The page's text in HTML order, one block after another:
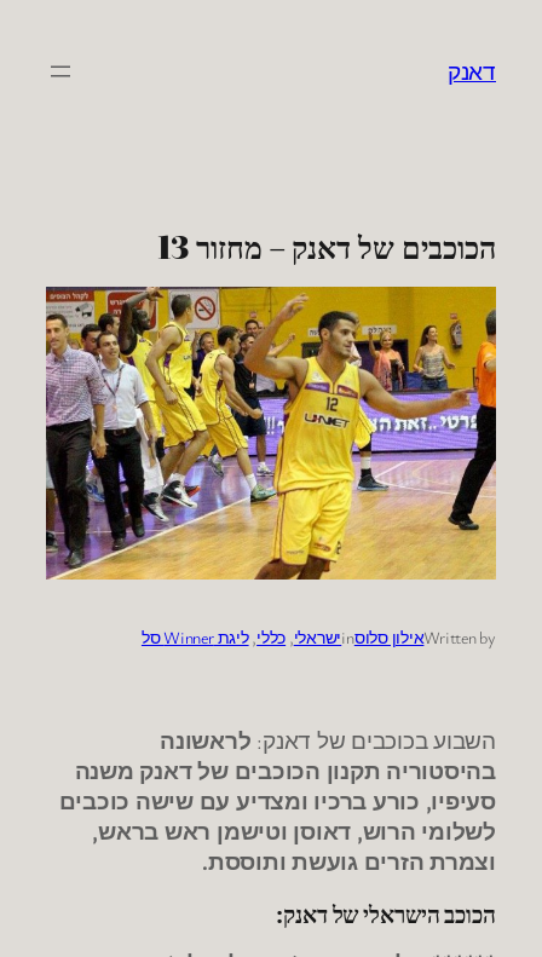
דאנק
הכוכבים של דאנק – מחזור 13
Written byאילון סלוסinישראלי, כללי, ליגת Winner סל
השבוע בכוכבים של דאנק: לראשונה
בהיסטוריה תקנון הכוכבים של דאנק משנה
סעיפיו, כורע ברכיו ומצדיע עם שישה כוכבים
לשלומי הרוש, דאוסן וטישמן ראש בראש,
וצמרת הזרים גועשת ותוססת.
הכוכב הישראלי של דאנק: